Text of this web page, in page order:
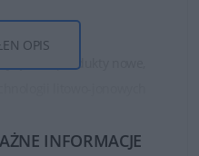
produkty nowe,
w stanie działać długo
OPIS
INFORMACJE